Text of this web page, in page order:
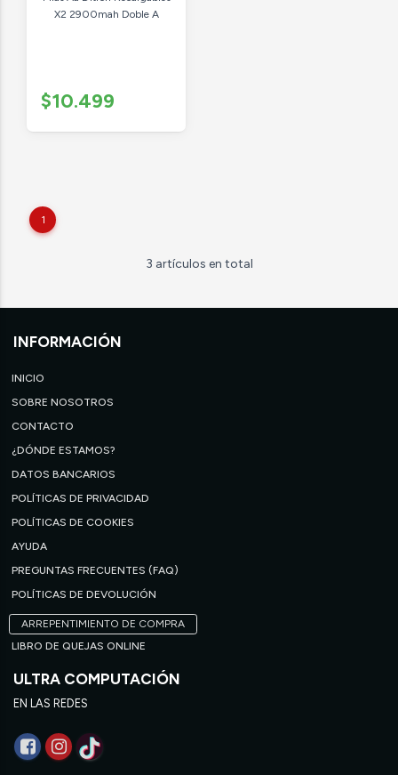
X2 2900mah Doble A
$10.499
1
3 artículos en total
INFORMACIÓN
INICIO
SOBRE NOSOTROS
CONTACTO
¿DÓNDE ESTAMOS?
DATOS BANCARIOS
POLÍTICAS DE PRIVACIDAD
POLÍTICAS DE COOKIES
AYUDA
PREGUNTAS FRECUENTES (FAQ)
POLÍTICAS DE DEVOLUCIÓN
ARREPENTIMIENTO DE COMPRA
LIBRO DE QUEJAS ONLINE
ULTRA COMPUTACIÓN
EN LAS REDES